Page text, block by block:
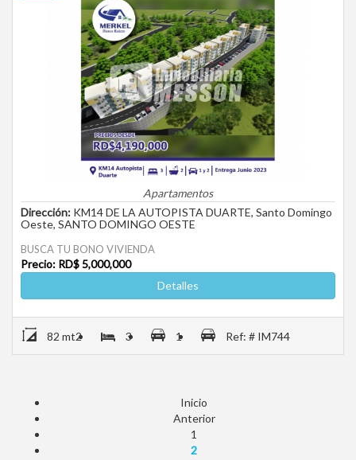
Apartamentos
Dirección: KM14 DE LA AUTOPISTA DUARTE, Santo Domingo
Oeste, SANTO DOMINGO OESTE
BUSCA TU BONO VIVIENDA
Precio: RD$ 5,000,000
Detalles
82 mt2 3 1 Ref: # IM744
Inicio
Anterior
1
2